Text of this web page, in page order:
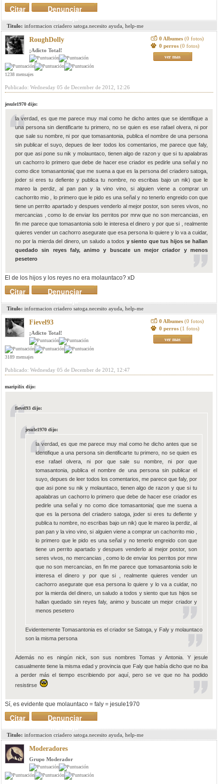
Denunciar
mensaje
Citar
Titulo: informacion criadero satoga.necesito ayuda, help-me
RoughDolly
¡Adicto Total!
1238 mensajes
0 Albumes (0 fotos)
0 perros (0 fotos)
ver mas
Publicado: Wednesday 05 de December de 2012, 12:26
jesule1970 dijo:
la verdad, es que me parece muy mal como he dicho antes que se identifique a
una persona sin dientificarte tu primero, no se quien es ese rafael olvera, ni por
que sale su nombre, ni por que tomasantonia, publica el nombre de una persona
sin publicar el suyo, depues de leer todos los comentarios, me parece que faly,
por que asi pone su nik y molauntaco, tienen algo de razon y que si tu apalabras
un cachorro lo primero que debe de hacer ese criador es pedirle una señal y no
como dice tomasantonia( que me suena a que es la persona del criadero satoga,
joder si eres tu defiente y publica tu nombre, no escribas bajo un nik) que le
mareo la perdiz, al pan pan y la vino vino, si alguien viene a comprar un
cachorrito mio , lo primero que le pido es una señal y no tenerlo engreido con que
tiene un perrito apartado y despues venderlo al mejor postor, son seres vivos, no
mercancias , como lo de enviar los perritos por mrw que no son mercancias, en
fin me parece que tomasantonia solo le interesa el dinero y por que si , realmente
quieres vender un cachorro asegurate que esa persona lo quiere y lo va a cuidar,
no por la mierda del dinero, un saludo a todos y siento que tus hijos se hallan
quedado sin reyes faly, animo y buscate un mejor criador y menos
pesetero
El de los hijos y los reyes no era molauntaco? xD
Denunciar
mensaje
Citar
Titulo: informacion criadero satoga.necesito ayuda, help-me
Fievel93
¡Adicto Total!
3189 mensajes
0 Albumes (0 fotos)
0 perros (1 fotos)
ver mas
Publicado: Wednesday 05 de December de 2012, 12:47
maripilix dijo:
fievel93 dijo:
jesule1970 dijo:
la verdad, es que me parece muy mal como he dicho antes que se
identifique a una persona sin dientificarte tu primero, no se quien es
ese rafael olvera, ni por que sale su nombre, ni por que
tomasantonia, publica el nombre de una persona sin publicar el
suyo, depues de leer todos los comentarios, me parece que faly, por
que asi pone su nik y molauntaco, tienen algo de razon y que si tu
apalabras un cachorro lo primero que debe de hacer ese criador es
pedirle una señal y no como dice tomasantonia( que me suena a
que es la persona del criadero satoga, joder si eres tu defiente y
publica tu nombre, no escribas bajo un nik) que le mareo la perdiz, al
pan pan y la vino vino, si alguien viene a comprar un cachorrito mio ,
lo primero que le pido es una señal y no tenerlo engreido con que
tiene un perrito apartado y despues venderlo al mejor postor, son
seres vivos, no mercancias , como lo de enviar los perritos por mrw
que no son mercancias, en fin me parece que tomasantonia solo le
interesa el dinero y por que si , realmente quieres vender un
cachorro asegurate que esa persona lo quiere y lo va a cuidar, no
por la mierda del dinero, un saludo a todos y siento que tus hijos se
hallan quedado sin reyes faly, animo y buscate un mejor criador y
menos pesetero
Evidentemente Tomasantonia es el criador se Satoga, y Faly y molauntaco
son la misma persona
Además no es ningún nick, son sus nombres Tomas y Antonia. Y jesule
casualmente tiene la misma edad y provincia que Faly que había dicho que no iba
a perder más el tiempo escribiendo por aquí, pero se ve que no ha podido
resistirse
Sí, es evidente que molauntaco = faly = jesule1970
Denunciar
mensaje
Citar
Titulo: informacion criadero satoga.necesito ayuda, help-me
Moderadores
Grupo Moderador